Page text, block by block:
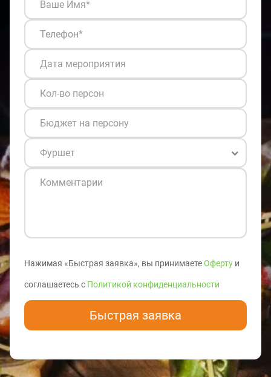
Нажимая «Быстрая заявка», вы принимаетеОферту и
соглашаетесь с Политикой конфиденциальности
Быстрая заявка